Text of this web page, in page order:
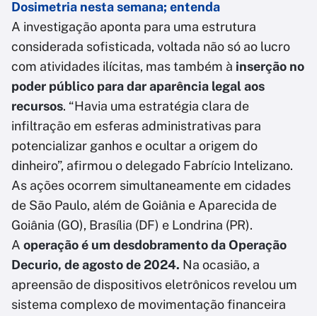
Dosimetria nesta semana; entenda
A investigação aponta para uma estrutura
considerada sofisticada, voltada não só ao lucro
com atividades ilícitas, mas também à inserção no
poder público para dar aparência legal aos
recursos. “Havia uma estratégia clara de
infiltração em esferas administrativas para
potencializar ganhos e ocultar a origem do
dinheiro”, afirmou o delegado Fabrício Intelizano.
As ações ocorrem simultaneamente em cidades
de São Paulo, além de Goiânia e Aparecida de
Goiânia (GO), Brasília (DF) e Londrina (PR).
A operação é um desdobramento da Operação
Decurio, de agosto de 2024. Na ocasião, a
apreensão de dispositivos eletrônicos revelou um
sistema complexo de movimentação financeira